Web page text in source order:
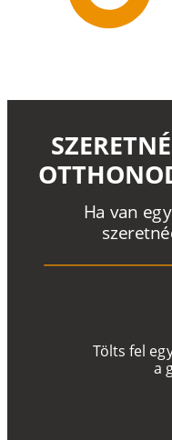
Tölts fel eg
a
Ha van egy
szeretné